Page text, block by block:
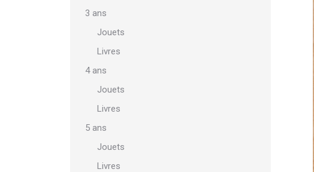
3 ans
Jouets
Livres
4 ans
Jouets
Livres
5 ans
Jouets
Livres